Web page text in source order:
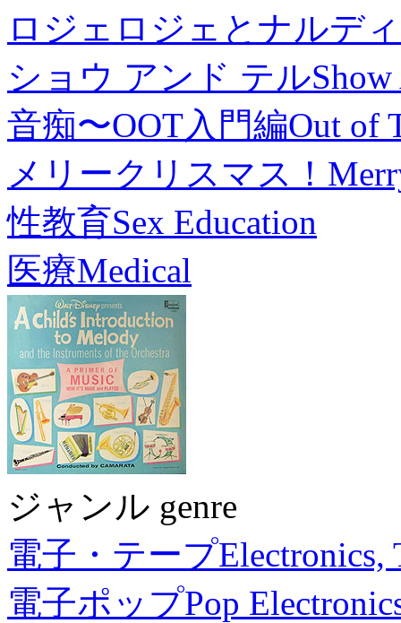
ロジェロジェとナルデ
ショウ アンド テル
音痴〜OOT入門編Out of
メリークリスマス！
性教育Sex Education
医療Medical
ジャンル genre
電子・テープElectronics,
電子ポップPop